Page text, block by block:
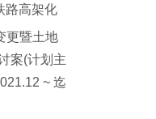
路高架化
更暨土地
案(计划主
~ 迄